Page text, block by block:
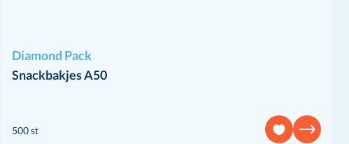
Diamond Pack
Snackbakjes A50
500 st